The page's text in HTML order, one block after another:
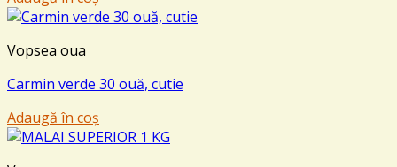
Vopsea oua
Carmin verde 30 ouă, cutie
Adaugă în coș